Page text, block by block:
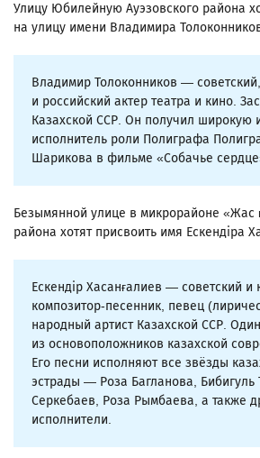
Улицу Юбилейную Ауэзовского района
на улицу имени Владимира
Владимир Толоконников — советский,
и российский актер театра и кино.
Казахской ССР. Он получил широкую
исполнитель роли Полиграфа
Шарикова в фильме «Собачье
Безымянной улице в микрорайоне «Жас
района хотят присвоить имя Ескендіра
Ескендір Хасанғалиев — советский и
композитор-песенник, певец
народный артист Казахской ССР. Один
из основоположников казахской
Его песни исполняют все звёзды
эстрады — Роза Багланова, Бибигуль
Серкебаев, Роза Рымбаева, а также
исполнители.